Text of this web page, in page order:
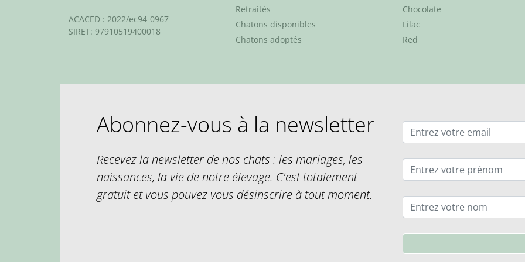
ACACED : 2022/ec94-0967
SIRET: 97910519400018
Retraités
Chatons disponibles
Chatons adoptés
Chocolate
Lilac
Red
Abonnez-vous à la newsletter
Recevez la newsletter de nos chats : les mariages, les
naissances, la vie de notre élevage. C'est totalement
gratuit et vous pouvez vous désinscrire à tout moment.